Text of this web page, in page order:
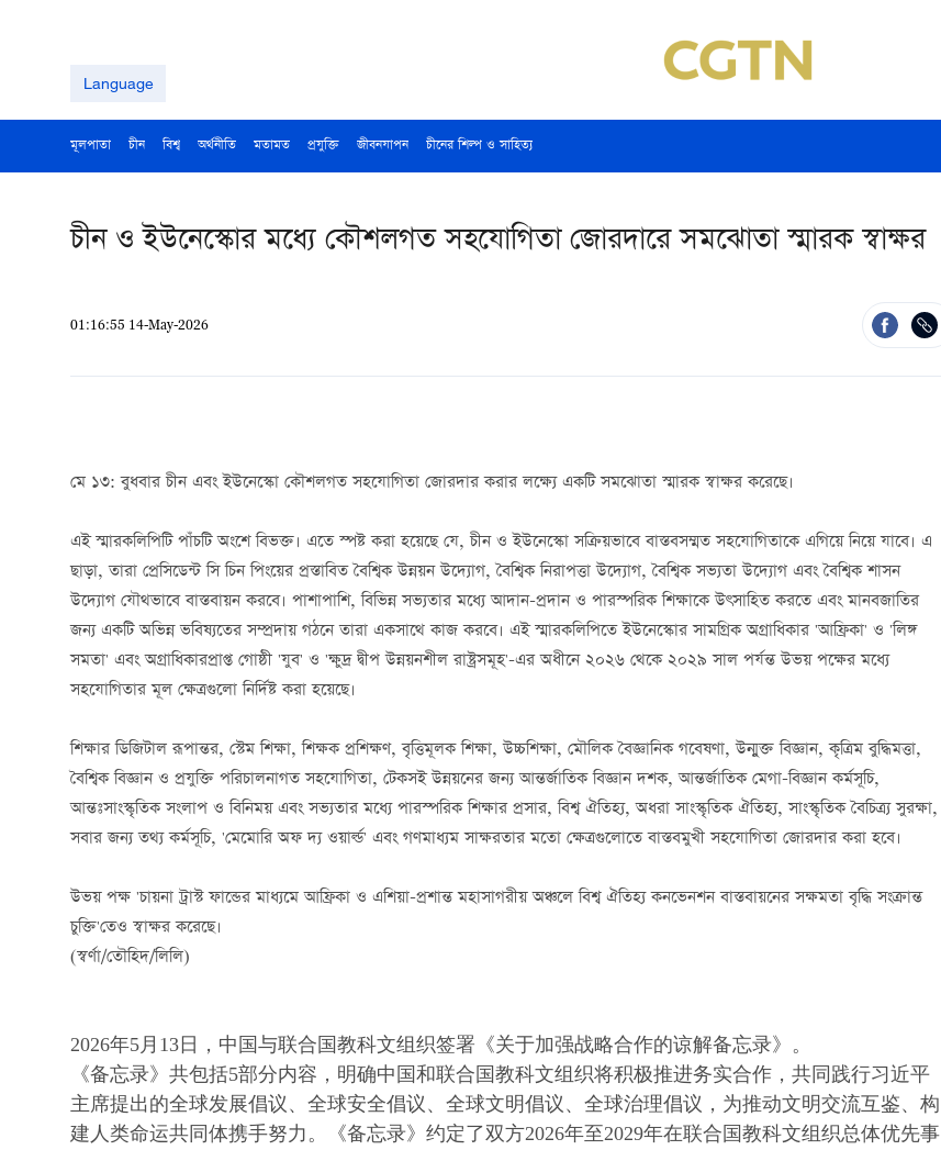
Language
মূলপাতা চীন বিশ্ব অর্থনীতি মতামত প্রযুক্তি জীবনযাপন চীনের শিল্প ও সাহিত্য
চীন ও ইউনেস্কোর মধ্যে কৌশলগত সহযোগিতা জোরদারে সমঝোতা স্মারক স্বাক্ষর
01:16:55 14-May-2026
মে ১৩: বুধবার চীন এবং ইউনেস্কো কৌশলগত সহযোগিতা জোরদার করার লক্ষ্যে একটি সমঝোতা স্মারক স্বাক্ষর করেছে।
এই স্মারকলিপিটি পাঁচটি অংশে বিভক্ত। এতে স্পষ্ট করা হয়েছে যে, চীন ও ইউনেস্কো সক্রিয়ভাবে বাস্তবসম্মত সহযোগিতাকে এগিয়ে নিয়ে যাবে। এ
ছাড়া, তারা প্রেসিডেন্ট সি চিন পিংয়ের প্রস্তাবিত বৈশ্বিক উন্নয়ন উদ্যোগ, বৈশ্বিক নিরাপত্তা উদ্যোগ, বৈশ্বিক সভ্যতা উদ্যোগ এবং বৈশ্বিক শাসন
উদ্যোগ যৌথভাবে বাস্তবায়ন করবে। পাশাপাশি, বিভিন্ন সভ্যতার মধ্যে আদান-প্রদান ও পারস্পরিক শিক্ষাকে উৎসাহিত করতে এবং মানবজাতির
জন্য একটি অভিন্ন ভবিষ্যতের সম্প্রদায় গঠনে তারা একসাথে কাজ করবে। এই স্মারকলিপিতে ইউনেস্কোর সামগ্রিক অগ্রাধিকার 'আফ্রিকা' ও 'লিঙ্গ
সমতা' এবং অগ্রাধিকারপ্রাপ্ত গোষ্ঠী 'যুব' ও 'ক্ষুদ্র দ্বীপ উন্নয়নশীল রাষ্ট্রসমূহ'-এর অধীনে ২০২৬ থেকে ২০২৯ সাল পর্যন্ত উভয় পক্ষের মধ্যে
সহযোগিতার মূল ক্ষেত্রগুলো নির্দিষ্ট করা হয়েছে।
শিক্ষার ডিজিটাল রূপান্তর, স্টেম শিক্ষা, শিক্ষক প্রশিক্ষণ, বৃত্তিমূলক শিক্ষা, উচ্চশিক্ষা, মৌলিক বৈজ্ঞানিক গবেষণা, উন্মুক্ত বিজ্ঞান, কৃত্রিম বুদ্ধিমত্তা,
বৈশ্বিক বিজ্ঞান ও প্রযুক্তি পরিচালনাগত সহযোগিতা, টেকসই উন্নয়নের জন্য আন্তর্জাতিক বিজ্ঞান দশক, আন্তর্জাতিক মেগা-বিজ্ঞান কর্মসূচি,
আন্তঃসাংস্কৃতিক সংলাপ ও বিনিময় এবং সভ্যতার মধ্যে পারস্পরিক শিক্ষার প্রসার, বিশ্ব ঐতিহ্য, অধরা সাংস্কৃতিক ঐতিহ্য, সাংস্কৃতিক বৈচিত্র্য সুরক্ষা,
সবার জন্য তথ্য কর্মসূচি, 'মেমোরি অফ দ্য ওয়ার্ল্ড' এবং গণমাধ্যম সাক্ষরতার মতো ক্ষেত্রগুলোতে বাস্তবমুখী সহযোগিতা জোরদার করা হবে।
উভয় পক্ষ 'চায়না ট্রাস্ট ফান্ডের মাধ্যমে আফ্রিকা ও এশিয়া-প্রশান্ত মহাসাগরীয় অঞ্চলে বিশ্ব ঐতিহ্য কনভেনশন বাস্তবায়নের সক্ষমতা বৃদ্ধি সংক্রান্ত
চুক্তি'তেও স্বাক্ষর করেছে।
(স্বর্ণা/তৌহিদ/লিলি)
2026年5月13日，中国与联合国教科文组织签署《关于加强战略合作的谅解备忘录》。
《备忘录》共包括5部分内容，明确中国和联合国教科文组织将积极推进务实合作，共同践行习近平
主席提出的全球发展倡议、全球安全倡议、全球文明倡议、全球治理倡议，为推动文明交流互鉴、构
建人类命运共同体携手努力。《备忘录》约定了双方2026年至2029年在联合国教科文组织总体优先事